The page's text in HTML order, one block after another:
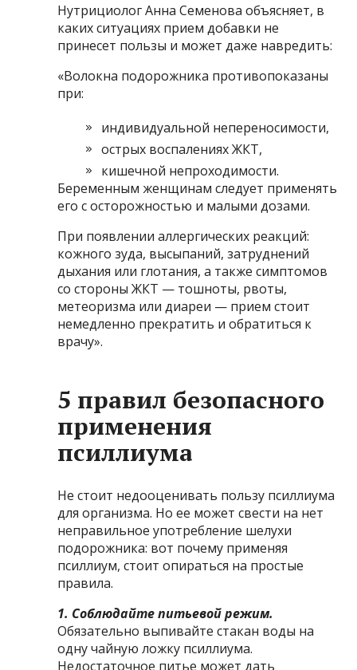
Нутрициолог Анна Семенова объясняет, в
каких ситуациях прием добавки не
принесет пользы и может даже навредить:
«Волокна подорожника противопоказаны
при:
индивидуальной непереносимости,
острых воспалениях ЖКТ,
кишечной непроходимости.
Беременным женщинам следует применять
его с осторожностью и малыми дозами.
При появлении аллергических реакций:
кожного зуда, высыпаний, затруднений
дыхания или глотания, а также симптомов
со стороны ЖКТ — тошноты, рвоты,
метеоризма или диареи — прием стоит
немедленно прекратить и обратиться к
врачу».
5 правил безопасного
применения
псиллиума
Не стоит недооценивать пользу псиллиума
для организма. Но ее может свести на нет
неправильное употребление шелухи
подорожника: вот почему применяя
псиллиум, стоит опираться на простые
правила.
1. Соблюдайте питьевой режим.
Обязательно выпивайте стакан воды на
одну чайную ложку псиллиума.
Недостаточное питье может дать